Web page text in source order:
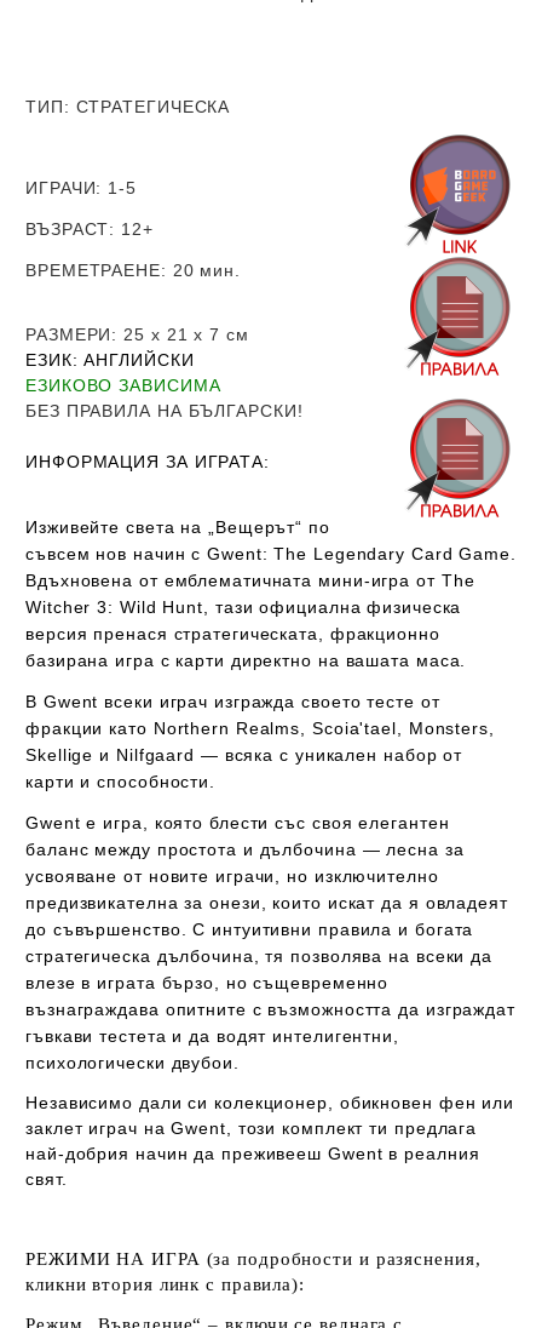
ТИП: СТРАТЕГИЧЕСКА
ИГРАЧИ: 1-5
ВЪЗРАСТ: 12+
ВРЕМЕТРАЕНЕ: 20 мин.
РАЗМЕРИ: 25 х 21 х 7 см
ЕЗИК: АНГЛИЙСКИ
ЕЗИКОВО ЗАВИСИМА
БЕЗ ПРАВИЛА НА БЪЛГАРСКИ!
ИНФОРМАЦИЯ ЗА ИГРАТА:
Изживейте света на „Вещерът“ по
съвсем нов начин с Gwent: The Legendary Card Game.
Вдъхновена от емблематичната мини-игра от The
Witcher 3: Wild Hunt , тази официална физическа
версия пренася стратегическата, фракционно
базирана игра с карти директно на вашата маса.
В Gwent всеки играч изгражда своето тесте от
фракции като Northern Realms, Scoia'tael, Monsters,
Skellige и Nilfgaard — всяка с уникален набор от
карти и способности.
Gwent е игра, която блести със своя елегантен
баланс между простота и дълбочина — лесна за
усвояване от новите играчи, но изключително
предизвикателна за онези, които искат да я овладеят
до съвършенство. С интуитивни правила и богата
стратегическа дълбочина, тя позволява на всеки да
влезе в играта бързо, но същевременно
възнаграждава опитните с възможността да изграждат
гъвкави тестета и да водят интелигентни,
психологически двубои.
Независимо дали си колекционер, обикновен фен или
заклет играч на Gwent, този комплект ти предлага
най-добрия начин да преживееш Gwent в реалния
свят.
РЕЖИМИ НА ИГРА (за подробности и разяснения,
кликни втория линк с правила):